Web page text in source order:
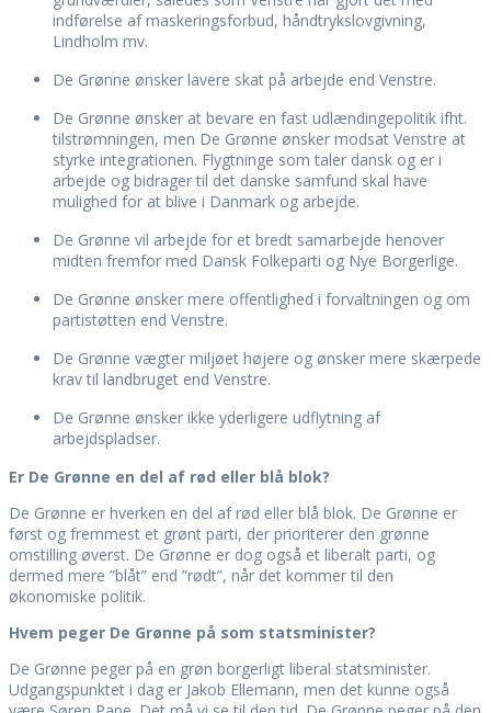
indførelse af maskeringsforbud, håndtrykslovgivning,
Lindholm mv.
De Grønne ønsker lavere skat på arbejde end Venstre.
De Grønne ønsker at bevare en fast udlændingepolitik ifht.
tilstrømningen, men De Grønne ønsker modsat Venstre at
styrke integrationen. Flygtninge som taler dansk og er i
arbejde og bidrager til det danske samfund skal have
mulighed for at blive i Danmark og arbejde.
De Grønne vil arbejde for et bredt samarbejde henover
midten fremfor med Dansk Folkeparti og Nye Borgerlige.
De Grønne ønsker mere offentlighed i forvaltningen og om
partistøtten end Venstre.
De Grønne vægter miljøet højere og ønsker mere skærpede
krav til landbruget end Venstre.
De Grønne ønsker ikke yderligere udflytning af
arbejdspladser.
Er De Grønne en del af rød eller blå blok?
De Grønne er hverken en del af rød eller blå blok. De Grønne er
først og fremmest et grønt parti, der prioriterer den grønne
omstilling øverst. De Grønne er dog også et liberalt parti, og
dermed mere ”blåt” end ”rødt”, når det kommer til den
økonomiske politik.
Hvem peger De Grønne på som statsminister?
De Grønne peger på en grøn borgerligt liberal statsminister.
Udgangspunktet i dag er Jakob Ellemann, men det kunne også